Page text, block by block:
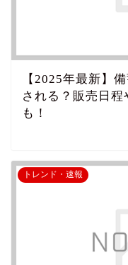
【2025年最新】
される？販売日
も！
トレンド・速報